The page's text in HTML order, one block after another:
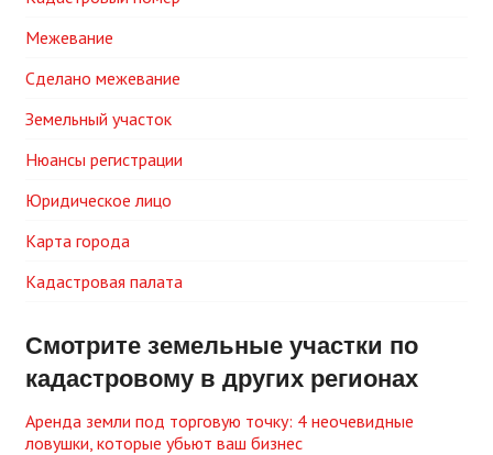
Межевание
Сделано межевание
Земельный участок
Нюансы регистрации
Юридическое лицо
Карта города
Кадастровая палата
Смотрите земельные участки по
кадастровому в других регионах
Аренда земли под торговую точку: 4 неочевидные
ловушки, которые убьют ваш бизнес